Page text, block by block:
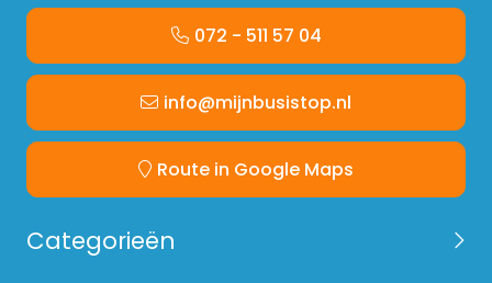
072 - 511 57 04
info@mijnbusistop.nl
Route in Google Maps
Categorieën